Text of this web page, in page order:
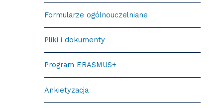
Formularze ogólnouczelniane
Pliki i dokumenty
Program ERASMUS+
Ankietyzacja